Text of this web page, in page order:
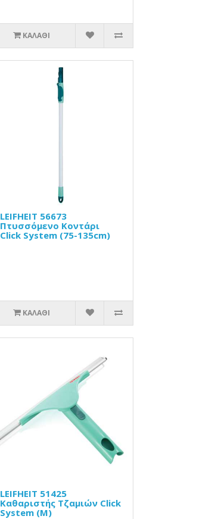
ΚΑΛΆΘΙ
LEIFHEIT 56673
Πτυσσόμενο Κοντάρι
Click System (75-135cm)
ΚΑΛΆΘΙ
LEIFHEIT 51425
Καθαριστής Τζαμιών Click
System (Μ)